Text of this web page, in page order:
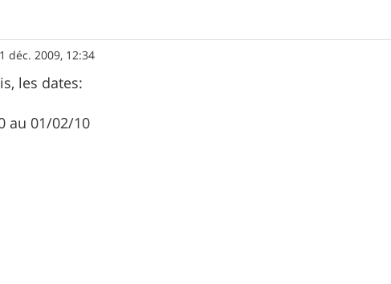
déc. 2009, 12:34
les dates:
au 01/02/10